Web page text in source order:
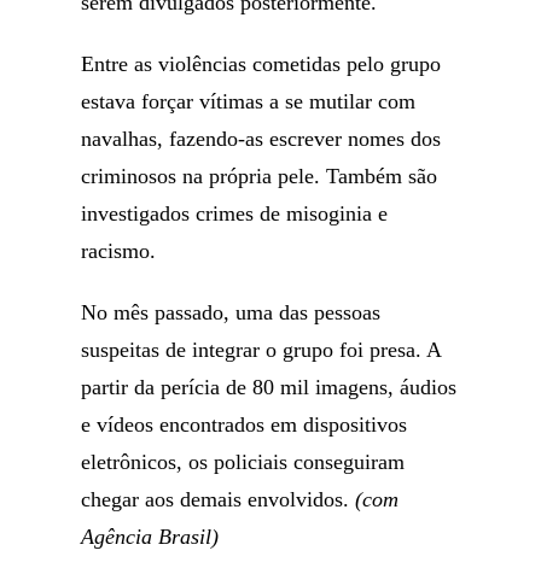
Entre as violências cometidas pelo grupo
estava forçar vítimas a se mutilar com
navalhas, fazendo-as escrever nomes dos
criminosos na própria pele. Também são
investigados crimes de misoginia e
racismo.
No mês passado, uma das pessoas
suspeitas de integrar o grupo foi presa. A
partir da perícia de 80 mil imagens, áudios
e vídeos encontrados em dispositivos
eletrônicos, os policiais conseguiram
chegar aos demais envolvidos.(com
Agência Brasil)